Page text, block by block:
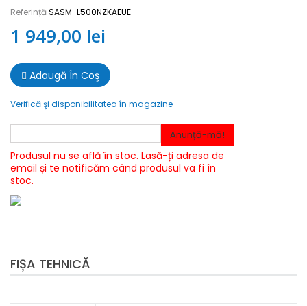
Referință SASM-L500NZKAEUE
1 949,00 lei
Adaugă În Coş
Verifică şi disponibilitatea în magazine
Anunță-mă!
Produsul nu se află în stoc. Lasă-ți adresa de
email și te notificăm când produsul va fi în
stoc.
FIȘA TEHNICĂ